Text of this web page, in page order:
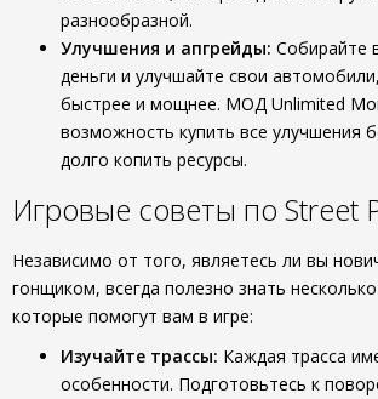
разнообразной.
Улучшения и апгрейды: Собирайте
деньги и улучшайте свои
быстрее и мощнее. МОД Unlimited
возможность купить все улучшения
долго копить ресурсы.
Игровые советы по Street
Независимо от того, являетесь ли вы
гонщиком, всегда полезно знать
которые помогут вам в игре:
Изучайте трассы: Каждая трасса
особенности. Подготовьтесь к